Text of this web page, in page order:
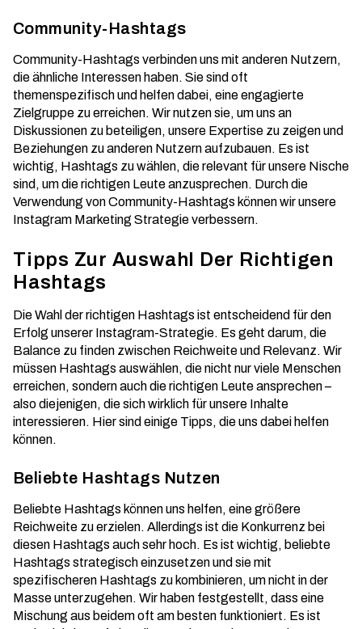
Community-Hashtags
Community-Hashtags verbinden uns mit anderen Nutzern,
die ähnliche Interessen haben. Sie sind oft
themenspezifisch und helfen dabei, eine engagierte
Zielgruppe zu erreichen. Wir nutzen sie, um uns an
Diskussionen zu beteiligen, unsere Expertise zu zeigen und
Beziehungen zu anderen Nutzern aufzubauen. Es ist
wichtig, Hashtags zu wählen, die relevant für unsere Nische
sind, um die richtigen Leute anzusprechen. Durch die
Verwendung von Community-Hashtags können wir unsere
Instagram Marketing Strategie verbessern.
Tipps Zur Auswahl Der Richtigen
Hashtags
Die Wahl der richtigen Hashtags ist entscheidend für den
Erfolg unserer Instagram-Strategie. Es geht darum, die
Balance zu finden zwischen Reichweite und Relevanz. Wir
müssen Hashtags auswählen, die nicht nur viele Menschen
erreichen, sondern auch die richtigen Leute ansprechen –
also diejenigen, die sich wirklich für unsere Inhalte
interessieren. Hier sind einige Tipps, die uns dabei helfen
können.
Beliebte Hashtags Nutzen
Beliebte Hashtags können uns helfen, eine größere
Reichweite zu erzielen. Allerdings ist die Konkurrenz bei
diesen Hashtags auch sehr hoch. Es ist wichtig, beliebte
Hashtags strategisch einzusetzen und sie mit
spezifischeren Hashtags zu kombinieren, um nicht in der
Masse unterzugehen. Wir haben festgestellt, dass eine
Mischung aus beidem oft am besten funktioniert. Es ist